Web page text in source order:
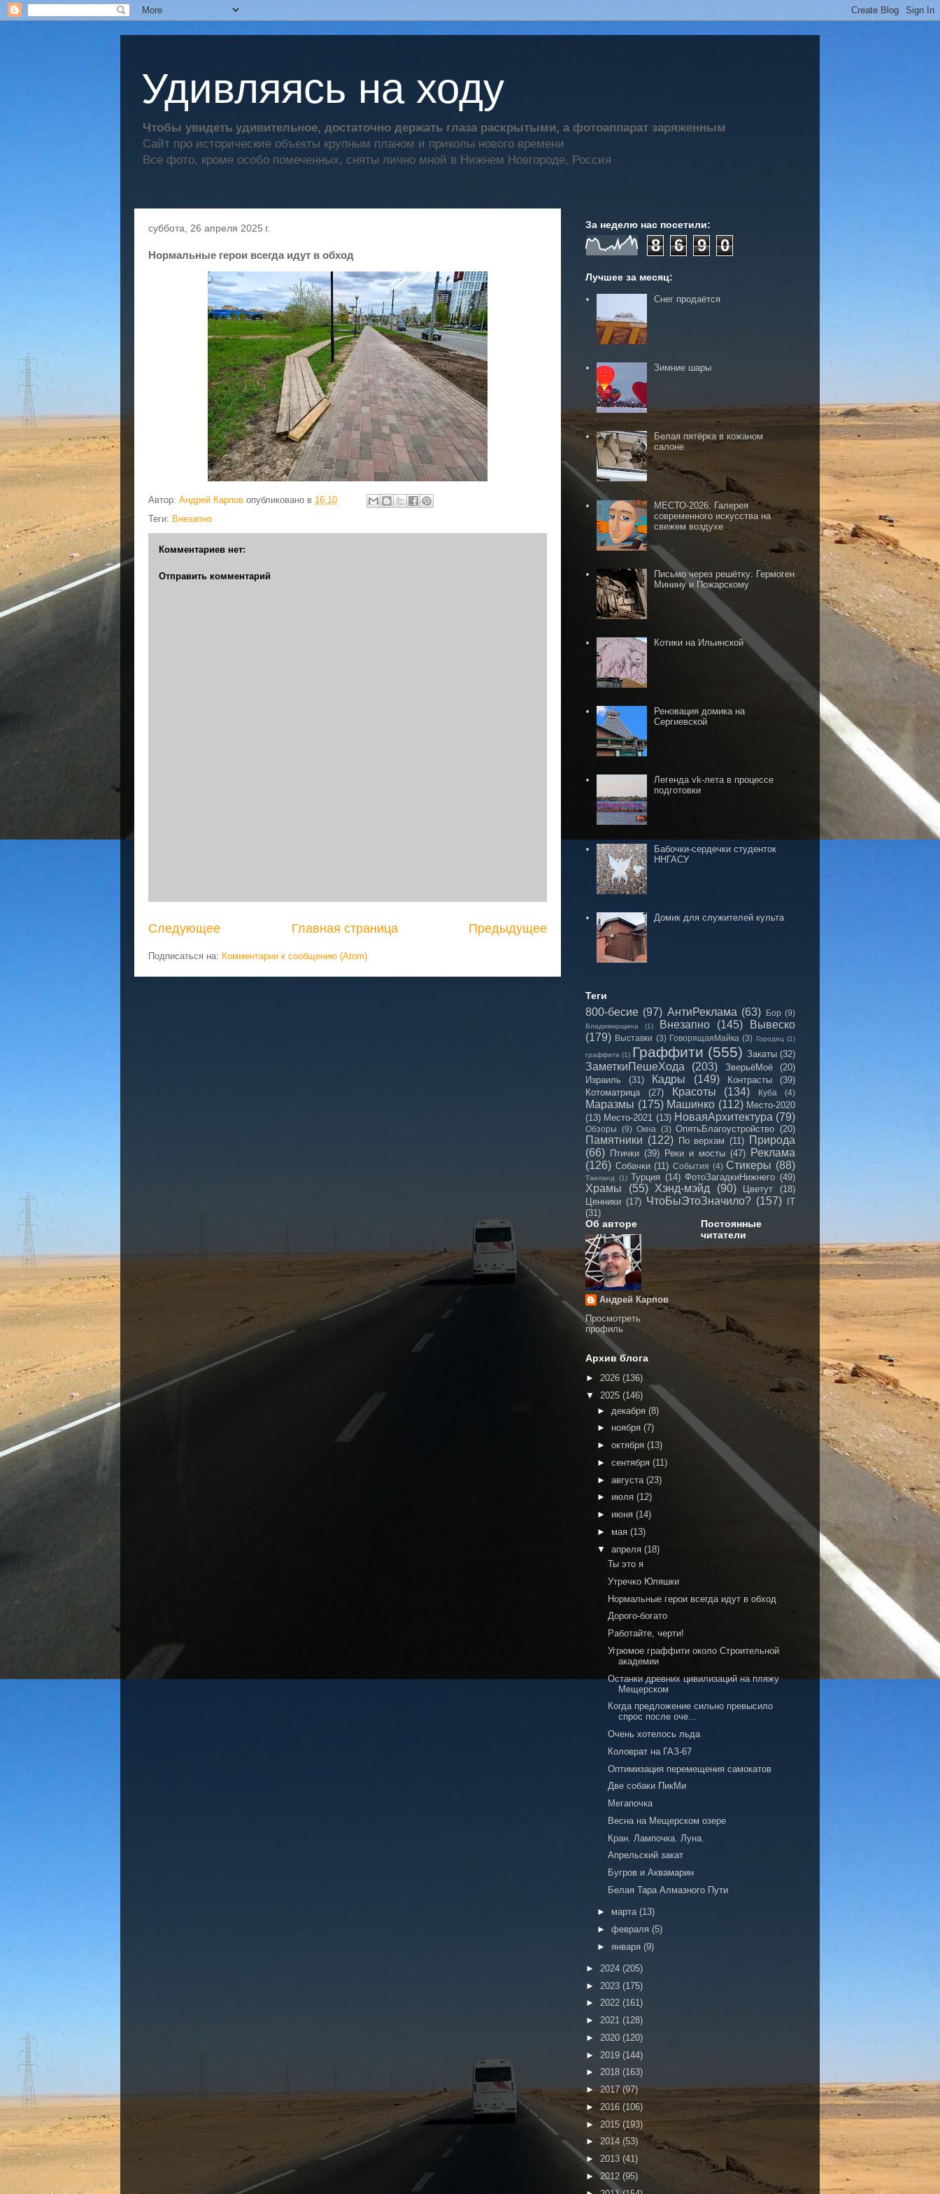
Удивляясь на ходу
Чтобы увидеть удивительное, достаточно держать глаза раскрытыми, а фотоаппарат заряженным
Сайт про исторические объекты крупным планом и приколы нового времени
Все фото, кроме особо помеченных, сняты лично мной в Нижнем Новгороде, Россия
суббота, 26 апреля 2025 г.
Нормальные герои всегда идут в обход
Автор: Андрей Карпов опубликовано в 16:10
Теги: Внезапно
Комментариев нет:
Отправить комментарий
Следующее Предыдущее
Главная страница
Подписаться на: Комментарии к сообщению (Atom)
За неделю нас посетили:
8 6 9 0
Лучшее за месяц:
Снег продаётся
Зимние шары
Белая пятёрка в кожаном
салоне
МЕСТО-2026: Галерея
современного искусства на
свежем воздухе
Письмо через решётку: Гермоген
Минину и Пожарскому
Котики на Ильинской
Реновация домика на
Сергиевской
Легенда vk-лета в процессе
подготовки
Бабочки-сердечки студенток
ННГАСУ
Домик для служителей культа
Теги
800-бесие (97) АнтиРеклама (63) Бор (9)
Владимирщина (1) Внезапно (145)
Вывеско
(179) Выставки (3) ГоворящаяМайка (3) Городец (1)
граффити (1) Граффити (555) Закаты (32)
ЗаметкиПешеХода (203) ЗверьёМоё
(20)
Израиль
(31) Кадры (149) Контрасты
(39)
Котоматрица
(27) Красоты (134) Куба (4)
Маразмы (175) Машинко (112) Место-2020
(13) Место-2021 (13) НоваяАрхитектура (79)
Обзоры (9) Окна (3) ОпятьБлагоустройство (20)
Памятники (122) По верхам (11) Природа
(66) Птички (39) Реки и мосты (47) Реклама
(126) Собачки (11) События (4) Стикеры (88)
Таиланд (1) Турция (14) ФотоЗагадкиНижнего (49)
Храмы (55) Хэнд-мэйд (90) Цветут
(18)
Ценники (17) ЧтоБыЭтоЗначило? (157)
IT
(31)
Об авторе
Андрей Карпов
Просмотреть
профиль
Постоянные
читатели
Архив блога
► 2026 (136)
▼ 2025 (146)
► декабря (8)
► ноября (7)
► октября (13)
► сентября (11)
► августа (23)
► июля (12)
► июня (14)
► мая (13)
▼ апреля (18)
Ты это я
Утречко Юляшки
Нормальные герои всегда идут в обход
Дорого-богато
Работайте, черти!
Угрюмое граффити около Строительной
академии
Останки древних цивилизаций на пляжу
Мещерском
Когда предложение сильно превысило
спрос после оче...
Очень хотелось льда
Коловрат на ГАЗ-67
Оптимизация перемещения самокатов
Две собаки ПикМи
Мегапочка
Весна на Мещерском озере
Кран. Лампочка. Луна.
Апрельский закат
Бугров и Аквамарин
Белая Тара Алмазного Пути
► марта (13)
► февраля (5)
► января (9)
► 2024 (205)
► 2023 (175)
► 2022 (161)
► 2021 (128)
► 2020 (120)
► 2019 (144)
► 2018 (163)
►2017(97)
► 2016 (106)
► 2015(193)
►2014(53)
► 2013 (41)
►2012 (95)